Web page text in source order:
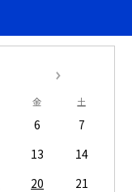
金 土
6
7
13
14
20
21